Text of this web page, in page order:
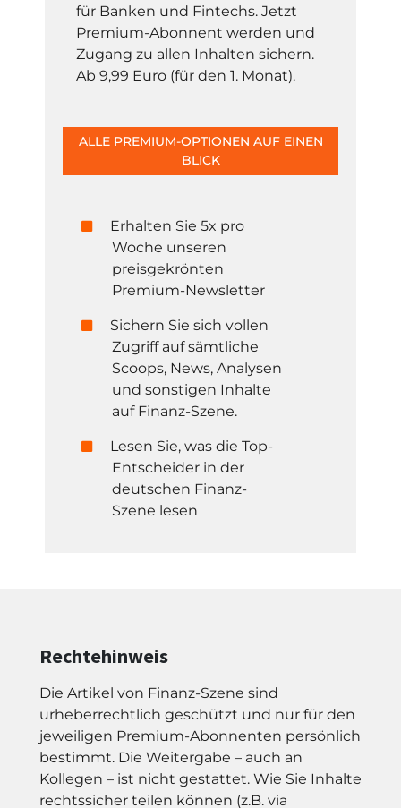
für Banken und Fintechs. Jetzt
Premium-Abonnent werden und
Zugang zu allen Inhalten sichern.
Ab 9,99 Euro (für den 1. Monat).
ALLE PREMIUM-OPTIONEN AUF EINEN
BLICK
Erhalten Sie 5x pro
Woche unseren
preisgekrönten
Premium-Newsletter
Sichern Sie sich vollen
Zugriff auf sämtliche
Scoops, News, Analysen
und sonstigen Inhalte
auf Finanz-Szene.
Lesen Sie, was die Top-
Entscheider in der
deutschen Finanz-
Szene lesen
Rechtehinweis
Die Artikel von Finanz-Szene sind
urheberrechtlich geschützt und nur für den
jeweiligen Premium-Abonnenten persönlich
bestimmt. Die Weitergabe – auch an
Kollegen – ist nicht gestattet. Wie Sie Inhalte
rechtssicher teilen können (z.B. via